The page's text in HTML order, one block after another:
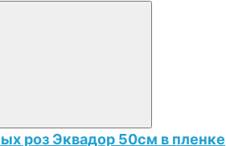
роз Эквадор 50см в пленке